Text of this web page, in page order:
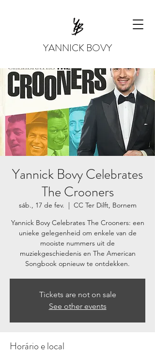
YANNICK BOVY
Yannick Bovy Celebrates
The Crooners
sáb., 17 de fev.
  |
CC Ter Dilft, Bornem
Yannick Bovy Celebrates The Crooners: een
unieke gelegenheid om enkele van de
mooiste nummers uit de
muziekgeschiedenis en The American
Tickets are not on sale
See other events
Horário e local